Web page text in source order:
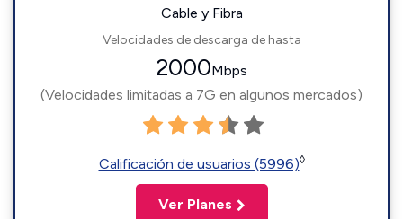
Cable y Fibra
Velocidades de descarga de hasta
2000Mbps
(Velocidades limitadas a 7G en algunos mercados)
Calificación de usuarios (5996)◊
Ver Planes